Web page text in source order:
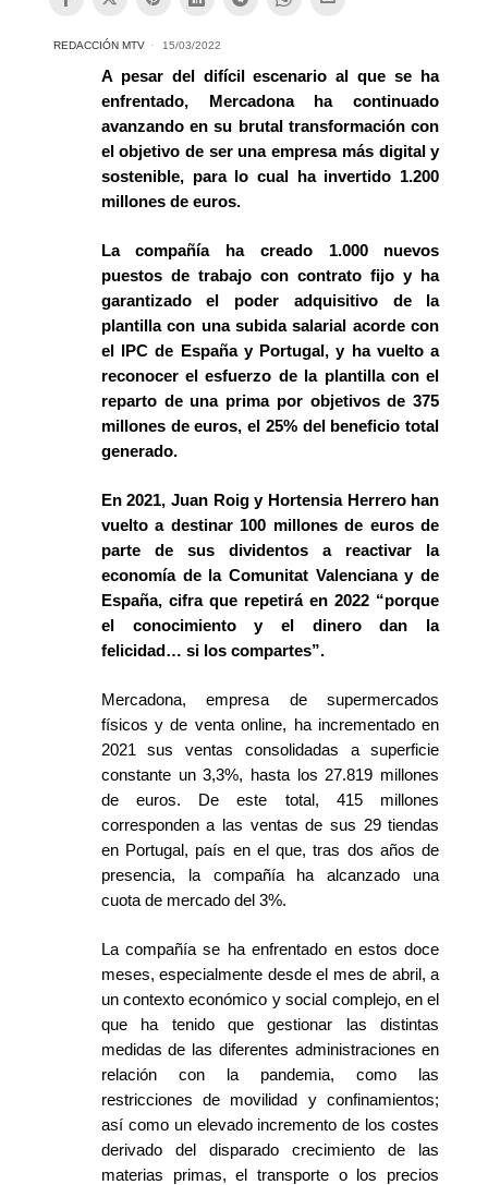
REDACCIÓN MTV 15/03/2022
A pesar del difícil escenario al que se ha
enfrentado, Mercadona ha continuado
avanzando en su brutal transformación con
el objetivo de ser una empresa más digital y
sostenible, para lo cual ha invertido 1.200
millones de euros.
La compañía ha creado 1.000 nuevos
puestos de trabajo con contrato fijo y ha
garantizado el poder adquisitivo de la
plantilla con una subida salarial acorde con
el IPC de España y Portugal, y ha vuelto a
reconocer el esfuerzo de la plantilla con el
reparto de una prima por objetivos de 375
millones de euros, el 25% del beneficio total
generado.
En 2021, Juan Roig y Hortensia Herrero han
vuelto a destinar 100 millones de euros de
parte de sus dividentos a reactivar la
economía de la Comunitat Valenciana y de
España, cifra que repetirá en 2022 “porque
el conocimiento y el dinero dan la
felicidad… si los compartes”.
Mercadona, empresa de supermercados
físicos y de venta online, ha incrementado en
2021 sus ventas consolidadas a superficie
constante un 3,3%, hasta los 27.819 millones
de euros. De este total, 415 millones
corresponden a las ventas de sus 29 tiendas
en Portugal, país en el que, tras dos años de
presencia, la compañía ha alcanzado una
cuota de mercado del 3%.
La compañía se ha enfrentado en estos doce
meses, especialmente desde el mes de abril, a
un contexto económico y social complejo, en el
que ha tenido que gestionar lasdistintas
medidas de las diferentes administraciones en
relación con la pandemia, como las
restricciones de movilidad y confinamientos;
así como un elevado incremento de los costes
derivado del disparado crecimiento de las
materias primas, el transporte o los precios